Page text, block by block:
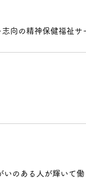
向の精神保健福祉サ
のある人が輝いて